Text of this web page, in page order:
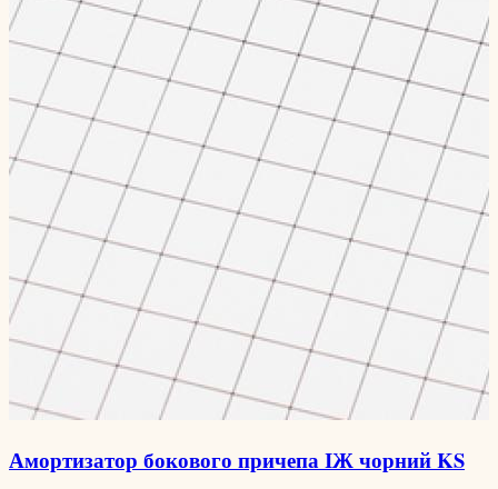
Амортизатор бокового причепа ІЖ чорний KS